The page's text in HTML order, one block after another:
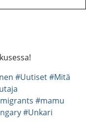
#Uutiset#Mitä
#mamu
#Unkari